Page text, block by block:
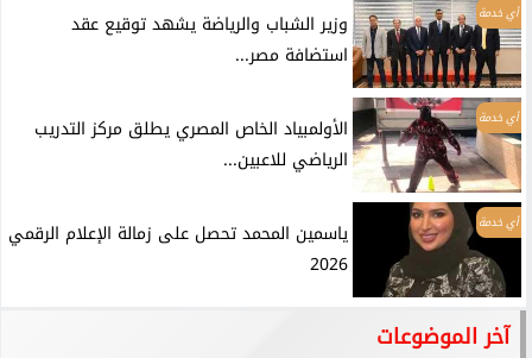
أي خدمة
وزير الشباب والرياضة يشهد توقيع عقد
استضافة مصر...
أي خدمة
الأولمبياد الخاص المصري يطلق مركز التدريب
الرياضي للاعبين...
أي خدمة
ياسمين المحمد تحصل على زمالة الإعلام الرقمي
2026
آخر الموضوعات